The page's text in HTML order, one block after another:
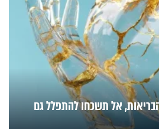
אל תשכחו להתפלל גם